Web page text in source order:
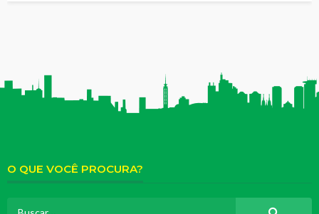
O QUE VOCÊ PROCURA?